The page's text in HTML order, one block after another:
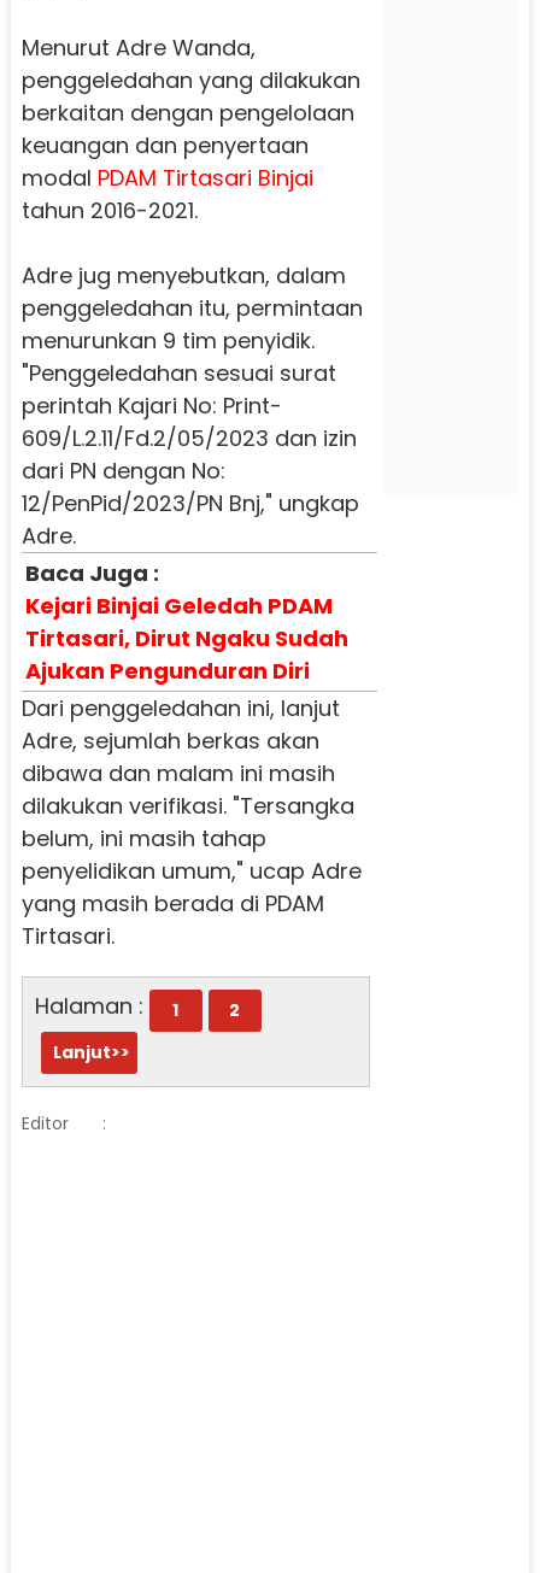
Menurut Adre Wanda,
penggeledahan yang dilakukan
berkaitan dengan pengelolaan
keuangan dan penyertaan
modal PDAM Tirtasari Binjai
tahun 2016-2021.
Adre jug menyebutkan, dalam
penggeledahan itu, permintaan
menurunkan 9 tim penyidik.
"Penggeledahan sesuai surat
perintah Kajari No: Print-
609/L.2.11/Fd.2/05/2023 dan izin
dari PN dengan No:
12/PenPid/2023/PN Bnj," ungkap
Adre.
Baca Juga :
Kejari Binjai Geledah PDAM
Tirtasari, Dirut Ngaku Sudah
Ajukan Pengunduran Diri
Dari penggeledahan ini, lanjut
Adre, sejumlah berkas akan
dibawa dan malam ini masih
dilakukan verifikasi. "Tersangka
belum, ini masih tahap
penyelidikan umum," ucap Adre
yang masih berada di PDAM
Tirtasari.
Halaman : 1
2
Lanjut>>
Editor :